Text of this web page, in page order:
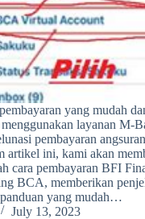
yang mudah
layanan M-
pembayaran
artikel ini, kami akan
cara pembayaran BFI
BCA, memberikan
yang mudah…
July 13, 2023